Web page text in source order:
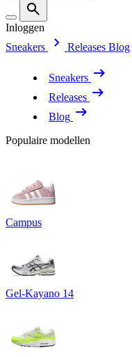
Inloggen
Sneakers
Releases Blog
Sneakers
Releases
Blog
Populaire modellen
Campus
Gel-Kayano 14